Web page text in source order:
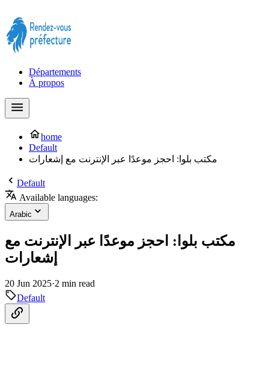
Départements
À propos
home
Default
مكتب بلوا: احجز موعدًا عبر الإنترنت مع إشعارات
Default
Available languages:
Arabic
مكتب بلوا: احجز موعدًا عبر الإنترنت مع
إشعارات
20 Jun 2025·2 min read
Default